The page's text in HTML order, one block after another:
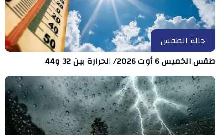
حالة الطقس
طقس الخميس 6 أوت 2026/ الحرارة بين 32 و44